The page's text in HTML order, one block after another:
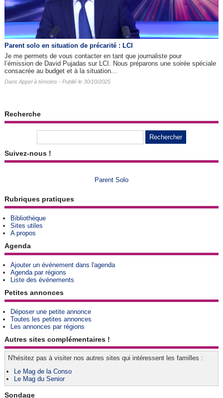
Parent solo en situation de précarité : LCI
Je me permets de vous contacter en tant que journaliste pour
l’émission de David Pujadas sur LCI. Nous préparons une soirée spéciale
consacrée au budget et à la situation...
Dans Appel à témoins - Publié le 30/10/2025
Recherche
Suivez-nous !
Parent Solo
Rubriques pratiques
Bibliothèque
Sites utiles
A propos
Agenda
Ajouter un événement dans l'agenda
Agenda par régions
Liste des événements
Petites annonces
Déposer une petite annonce
Toutes les petites annonces
Les annonces par régions
Autres sites complémentaires !
N'hésitez pas à visiter nos autres sites qui intéressent les familles :
Le Mag de la Conso
Le Mag du Senior
Sondage